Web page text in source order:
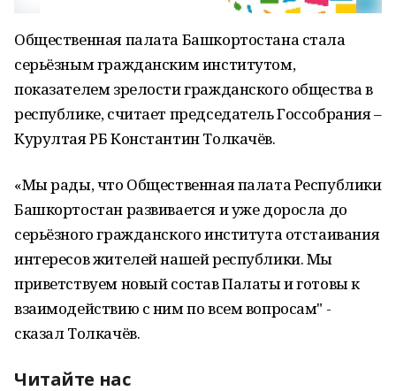
Общественная палата Башкортостана стала
серьёзным гражданским институтом,
показателем зрелости гражданского общества в
республике, считает председатель Госсобрания –
Курултая РБ Константин Толкачёв.
«Мы рады, что Общественная палата Республики
Башкортостан развивается и уже доросла до
серьёзного гражданского института отстаивания
интересов жителей нашей республики. Мы
приветствуем новый состав Палаты и готовы к
взаимодействию с ним по всем вопросам" -
сказал Толкачёв.
Читайте нас